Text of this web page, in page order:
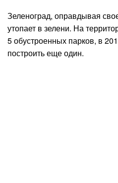
Зеленоград, оправдывая
утопает в зелени. На
5 обустроенных парков, в
построить еще один.